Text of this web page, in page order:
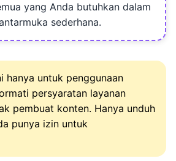
yang Anda butuhkan dalam
sederhana.
hanya untuk penggunaan
persyaratan layanan
pembuat konten. Hanya unduh
punya izin untuk